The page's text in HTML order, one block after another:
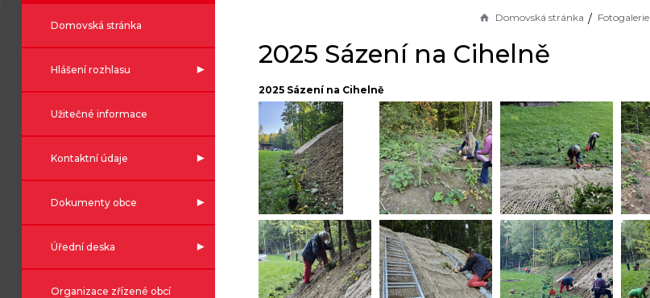
Domovská stránka
Hlášení rozhlasu
Užitečné informace
Kontaktní údaje
Dokumenty obce
Úřední deska
Organizace zřízené obcí
Domovská stránka Fotogalerie
2025 Sázení na Cihelně
2025 Sázení na Cihelně